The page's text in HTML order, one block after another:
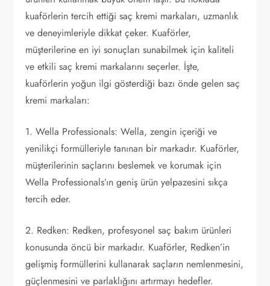
kuaförlerin tercih ettiği saç kremi markaları, uzmanlık
ve deneyimleriyle dikkat çeker. Kuaförler,
müşterilerine en iyi sonuçları sunabilmek için kaliteli
ve etkili saç kremi markalarını seçerler. İşte,
kuaförlerin yoğun ilgi gösterdiği bazı önde gelen saç
kremi markaları:
1. Wella Professionals: Wella, zengin içeriği ve
yenilikçi formülleriyle tanınan bir markadır. Kuaförler,
müşterilerinin saçlarını beslemek ve korumak için
Wella Professionals’ın geniş ürün yelpazesini sıkça
tercih eder.
2. Redken: Redken, profesyonel saç bakım ürünleri
konusunda öncü bir markadır. Kuaförler, Redken’in
gelişmiş formüllerini kullanarak saçların nemlenmesini,
güçlenmesini ve parlaklığını artırmayı hedefler.